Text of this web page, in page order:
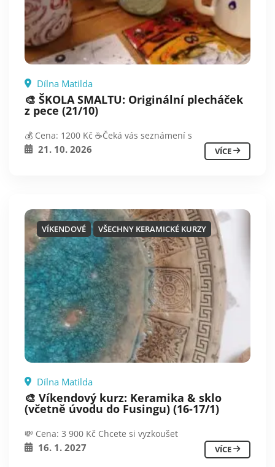
Dílna Matilda
🎨 ŠKOLA SMALTU: Originální plecháček
z pece (21/10)
💰 Cena: 1200 Kč ☕️Čeká vás seznámení s
21. 10. 2026 VÍCE
VÍKENDOVÉ VŠECHNY KERAMICKÉ KURZY
Dílna Matilda
🎨 Víkendový kurz: Keramika & sklo
(včetně úvodu do Fusingu) (16-17/1)
💸 Cena: 3 900 Kč Chcete si vyzkoušet
16. 1. 2027 VÍCE